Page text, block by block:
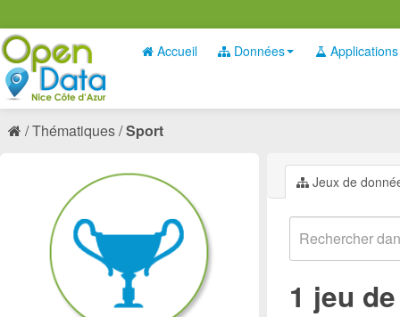
Accueil Données Applications
Thématiques Sport
Jeux de
1 jeu